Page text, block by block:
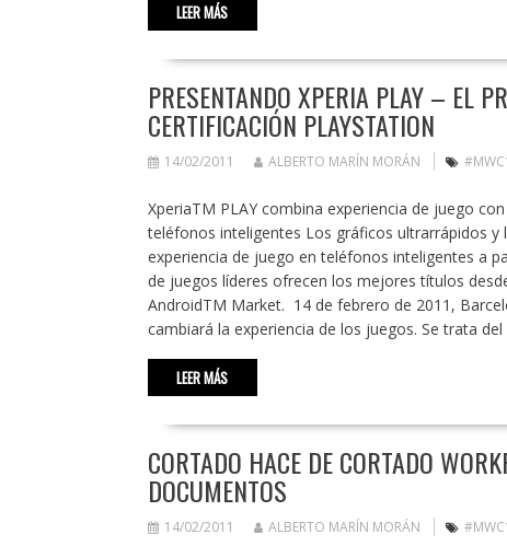
LEER MÁS
PRESENTANDO XPERIA PLAY – EL
CERTIFICACIÓN PLAYSTATION
14/02/2011 ALBERTO MARÍN MORÁN
XperiaTM PLAY combina experiencia de juego
teléfonos inteligentes Los gráficos ultrarrápidos
experiencia de juego en teléfonos inteligentes a
de juegos líderes ofrecen los mejores títulos
AndroidTM Market. 14 de febrero de 2011,
cambiará la experiencia de los juegos. Se trata
LEER MÁS
CORTADO HACE DE CORTADO
DOCUMENTOS
14/02/2011 ALBERTO MARÍN MORÁN